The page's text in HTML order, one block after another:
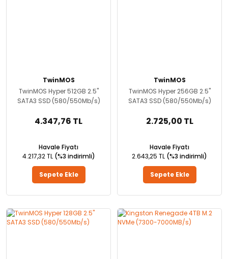
TwinMOS
TwinMOS Hyper 512GB 2.5''
SATA3 SSD (580/550Mb/s)
4.347,76 TL
Havale Fiyatı
4.217,32 TL (%3 indirimli)
Sepete Ekle
TwinMOS
TwinMOS Hyper 256GB 2.5''
SATA3 SSD (580/550Mb/s)
2.725,00 TL
Havale Fiyatı
2.643,25 TL (%3 indirimli)
Sepete Ekle